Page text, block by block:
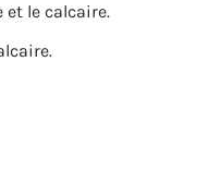
le calcaire.